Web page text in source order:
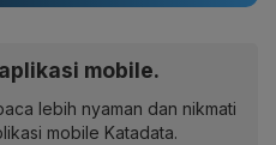
mobile.
lebih nyaman dan nikmati
mobile Katadata.